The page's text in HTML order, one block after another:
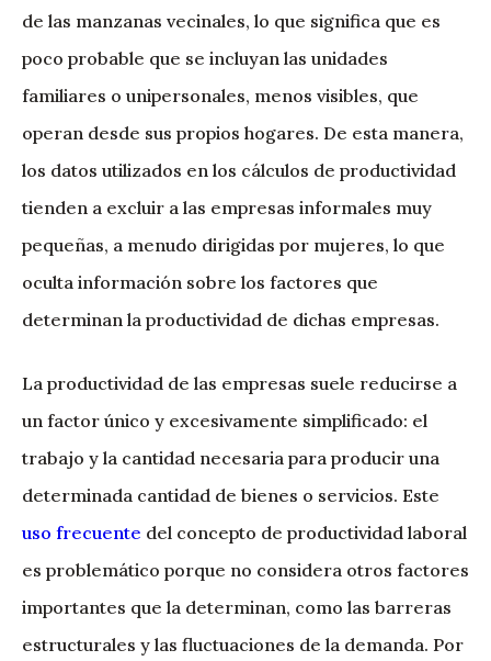
de las manzanas vecinales, lo que significa que es
poco probable que se incluyan las unidades
familiares o unipersonales, menos visibles, que
operan desde sus propios hogares. De esta manera,
los datos utilizados en los cálculos de productividad
tienden a excluir a las empresas informales muy
pequeñas, a menudo dirigidas por mujeres, lo que
oculta información sobre los factores que
determinan la productividad de dichas empresas.
La productividad de las empresas suele reducirse a
un factor único y excesivamente simplificado: el
trabajo y la cantidad necesaria para producir una
determinada cantidad de bienes o servicios. Este
uso frecuente del concepto de productividad laboral
es problemático porque no considera otros factores
importantes que la determinan, como las barreras
estructurales y las fluctuaciones de la demanda. Por